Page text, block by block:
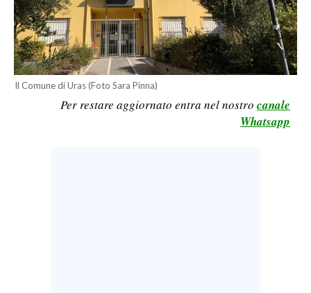
BANDI
SPORT IN SARDEGNA
SPORT
Il Comune di Uras (Foto Sara Pinna)
Per restare aggiornato entra nel nostro canale
Whatsapp